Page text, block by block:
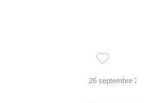
26 septembre